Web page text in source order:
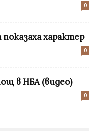
0
характер
0
в НБА (видео)
0